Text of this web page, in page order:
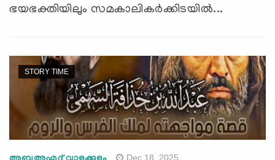
ഭയഭക്തിയിലും സമകാലികര്‍ക്കിടയില്‍...
STORY TIME
Dec 18, 2025